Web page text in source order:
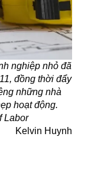
nghiệp nhỏ đã
đồng thời đẩy
những nhà
hoạt động.
Labor
Kelvin Huynh